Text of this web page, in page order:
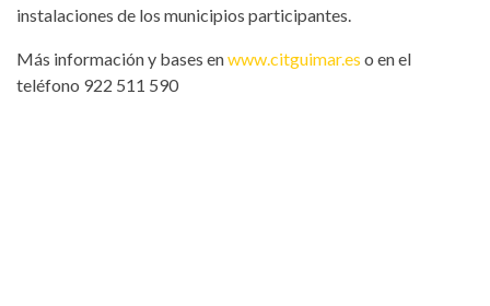
instalaciones de los municipios participantes.
Más información y bases enwww.citguimar.es o en el
teléfono 922 511 590